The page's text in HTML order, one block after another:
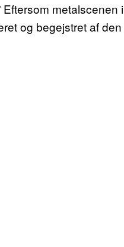
Eftersom metalscenen i
og begejstret af den